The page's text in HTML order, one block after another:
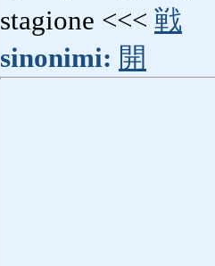
stagione <<< 戦
sinonimi: 開